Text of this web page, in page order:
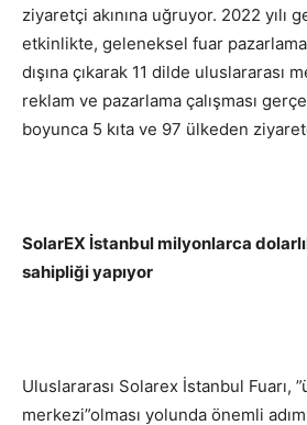
ziyaretçi akınına uğruyor. 2022 yılı
etkinlikte, geleneksel fuar pazarlama
dışına çıkarak 11 dilde uluslararası
reklam ve pazarlama çalışması
boyunca 5 kıta ve 97 ülkeden
SolarEX İstanbul milyonlarca
sahipliği yapıyor
Uluslararası Solarex İstanbul Fuarı,
merkezi”olması yolunda önemli